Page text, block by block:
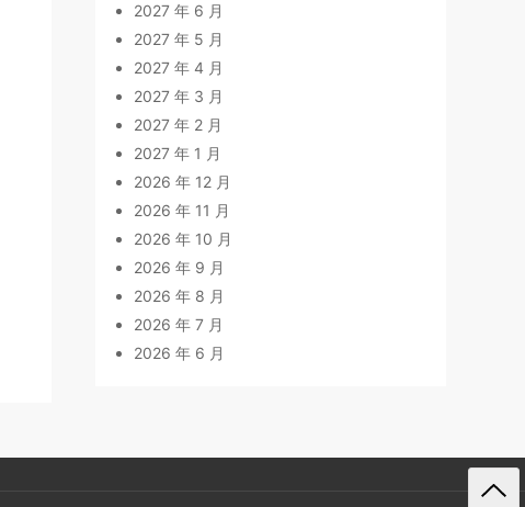
2027 年 6 月
2027 年 5 月
2027 年 4 月
2027 年 3 月
2027 年 2 月
2027 年 1 月
2026 年 12 月
2026 年 11 月
2026 年 10 月
2026 年 9 月
2026 年 8 月
2026 年 7 月
2026 年 6 月